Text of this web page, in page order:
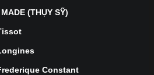
(THỤY SỸ)
Constant